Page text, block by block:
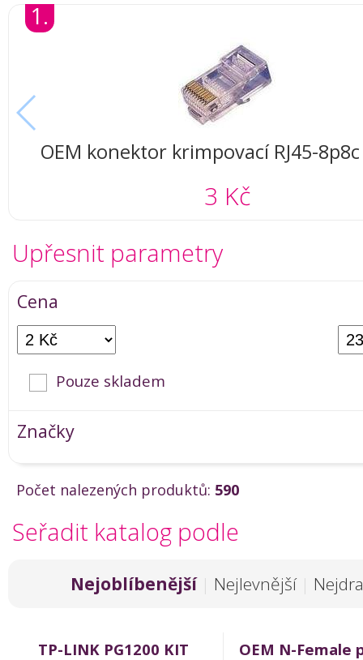
1.
OEM konektor krimpovací RJ45-
3 Kč
Upřesnit parametry
Cena
Pouze skladem
Značky
Počet nalezených produktů: 590
Seřadit katalog podle
Nejoblíbenější | Nejlevnější |
TP-LINK PG1200 KIT
OEM N-Female